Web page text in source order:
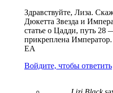
Здравствуйте, Лиза.
Дюкетта Звезда и
статье о Цадди, путь 28
прикреплена
ЕА
Войдите, чтобы ответить